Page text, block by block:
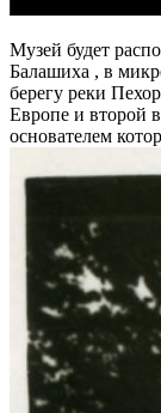
Музей будет
Балашиха , в
берегу реки
Европе и второй
основателем